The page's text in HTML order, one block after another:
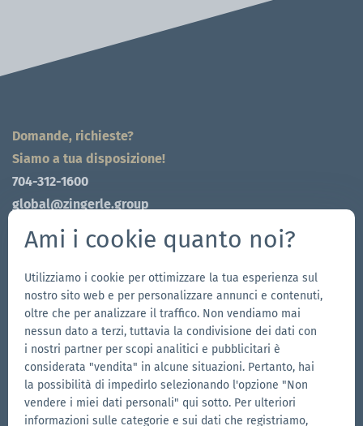
Domande, richieste?
Siamo a tua disposizione!
704-312-1600
global@zingerle.group
Vai
alla
Facebook
Vai
alla
pagina
Instagram
Seguici
su
YouTube
Vai
alla
pagina
LinkedIn
I nostri brand
Vai
al
sito
Vai
al
sito
Vai
Ami i cookie quanto noi?
Utilizziamo i cookie per ottimizzare la tua esperienza sul
nostro sito web e per personalizzare annunci e contenuti,
oltre che per analizzare il traffico. Non vendiamo mai
nessun dato a terzi, tuttavia la condivisione dei dati con
i nostri partner per scopi analitici e pubblicitari è
considerata "vendita" in alcune situazioni. Pertanto, hai
la possibilità di impedirlo selezionando l'opzione "Non
vendere i miei dati personali" qui sotto. Per ulteriori
informazioni sulle categorie e sui dati che registriamo,